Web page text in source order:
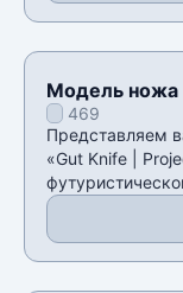
Модель ножа
v34469
Представляем
«Gut Knife |